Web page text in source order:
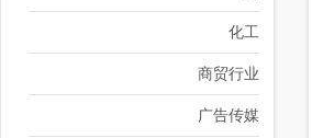
化工
商贸行业
广告传媒